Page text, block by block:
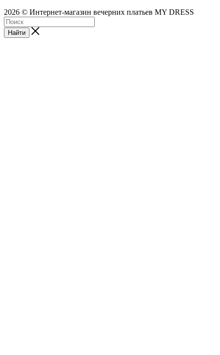
2026 © Интернет-магазин вечерних платьев MY DRESS
Найти